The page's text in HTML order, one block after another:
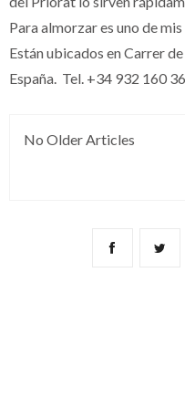
Para almorzar es uno de
Están ubicados en Carrer
España. Tel. +34 932 160
No Older Articles